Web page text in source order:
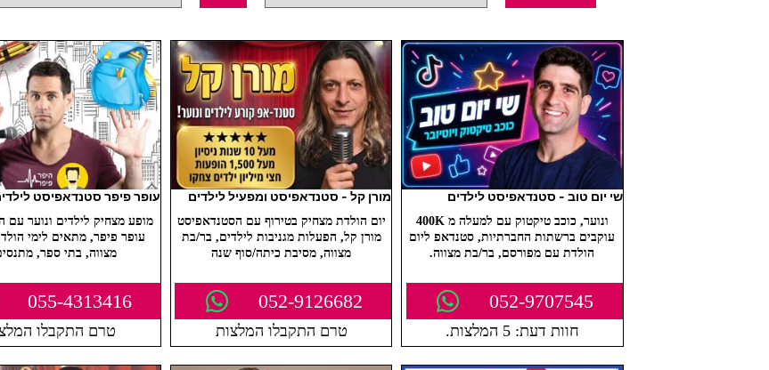
שי יום טוב - סטנדאפיסט לילדים
ונוער, כוכב טיקטוק עם למעלה מ 400K
עוקבים ברשתות החברתיות, סטנדאפ ליום
הולדת עם מפורסם, בר/בת מצווה.
052-9707545
חוות דעת: 5 המלצות.
מורן קל - סטנדאפיסט ומפעיל לילדים
יום הולדת מצחיק בטירוף עם הסטנדאפיסט
מורן קל, הפעלות מגניבות לילדים, בר/בת
מצווה, מסיבת כיתה/סוף שנה
052-9126682
טרם התקבלו המלצות
עופר פיפר סטנדאפיסט
מופע מצחיק לילדים ונוער עם
עופר פיפר, מתאים לימי
מצווה, בתי ספר,
055-4313416
טרם התקבלו